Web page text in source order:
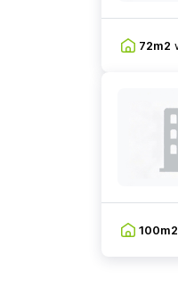
72m2
100m2